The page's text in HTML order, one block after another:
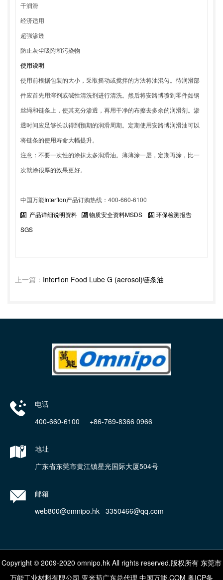
干润滑
经济适用
超强渗透
防止灰尘吸附和污染物
使用说明
使用前根据包装的大小，采取摇动或搅拌的方法将油混匀。待润滑部
件应首先用溶剂或碱性清洗剂进行清洗。然后将安路博喷到零件如钢
丝绳和链条上，使其充分渗透，再用干净的布擦去多余的润滑剂。渗
透时间应足够长以得到预期的润滑周期。定期使用安路博润滑油可以
将链条的使用寿命大幅提升。
注意：不要一次性的涂抹太多润滑油。薄薄涂一层，定期再涂，比一
次就涂很厚的效果更好。
中国万能Interflon产品订购热线：400-660-6100
产品详细说明资料
物质安全资料MSDS
环保检测报告
SGS
上一篇： Interflon Food Lube G (aerosol)链条油
电话
400-660-6100 +86-769-8366 0966
地址
广东省东莞市黄江镇星光国际大厦504号
邮箱
web800@omnipo.hk 3350466@qq.com
Copyright © 2009-2020 omnipo.hk All rights reserved.版权所有 东莞市
万能工业材料有限公司 亚米茄广东总代理 中国万能.COM 粤ICP备